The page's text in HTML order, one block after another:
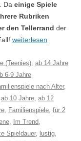
Da einige Spiele
Rubriken
den Tellerrand der
weiterlesen
(Teenies), ab 14 Jahre
6-9 Jahre
nach Alter,
ab 10 Jahre, ab 12
, Familienspiele, für 2
, Im Trend,
Spieldauer, lustig,